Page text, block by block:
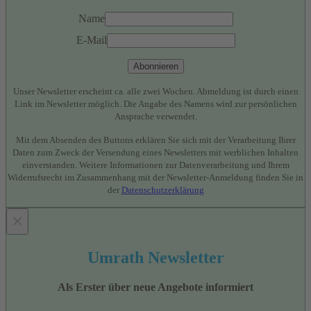
Name
E-Mail
Abonnieren
Unser Newsletter erscheint ca. alle zwei Wochen. Abmeldung ist durch einen
Link im Newsletter möglich. Die Angabe des Namens wird zur persönlichen
Ansprache verwendet.
Mit dem Absenden des Buttons erklären Sie sich mit der Verarbeitung Ihrer
Daten zum Zweck der Versendung eines Newsletters mit werblichen Inhalten
einverstanden. Weitere Informationen zur Datenverarbeitung und Ihrem
Widerrufsrecht im Zusammenhang mit der Newsletter-Anmeldung finden Sie in
der Datenschutzerklärung
Umrath Newsletter
Als Erster über neue Angebote informiert